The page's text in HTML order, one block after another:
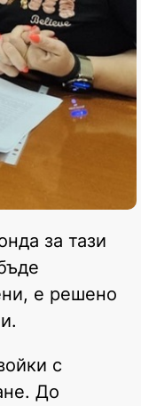
за тази
е решено
с
До